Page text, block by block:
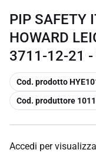
PIP SAFETY
HOWARD
3711-12-21
copia
Cod. prodotto
copia
Cod. produttore
Accedi per